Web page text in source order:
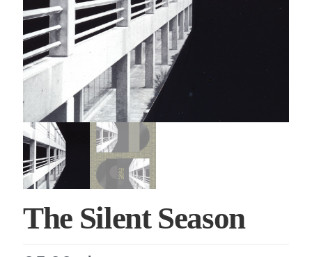
The Silent Season